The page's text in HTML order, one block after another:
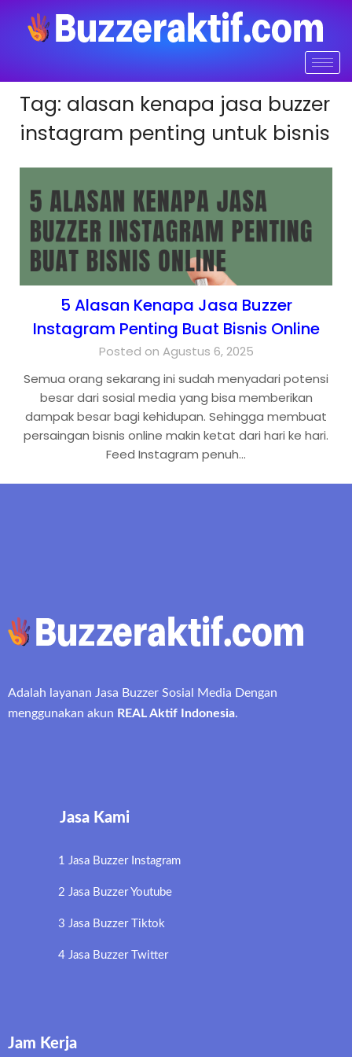
Tag: alasan kenapa jasa buzzer
instagram penting untuk bisnis
5 Alasan Kenapa Jasa Buzzer
Instagram Penting Buat Bisnis Online
Posted on Agustus 6, 2025
Semua orang sekarang ini sudah menyadari potensi
besar dari sosial media yang bisa memberikan
dampak besar bagi kehidupan. Sehingga membuat
persaingan bisnis online makin ketat dari hari ke hari.
Feed Instagram penuh…
Adalah layanan Jasa Buzzer Sosial Media Dengan
menggunakan akun REAL Aktif Indonesia.
Jasa Kami
1 Jasa Buzzer Instagram
2 Jasa Buzzer Youtube
3 Jasa Buzzer Tiktok
4 Jasa Buzzer Twitter
Jam Kerja